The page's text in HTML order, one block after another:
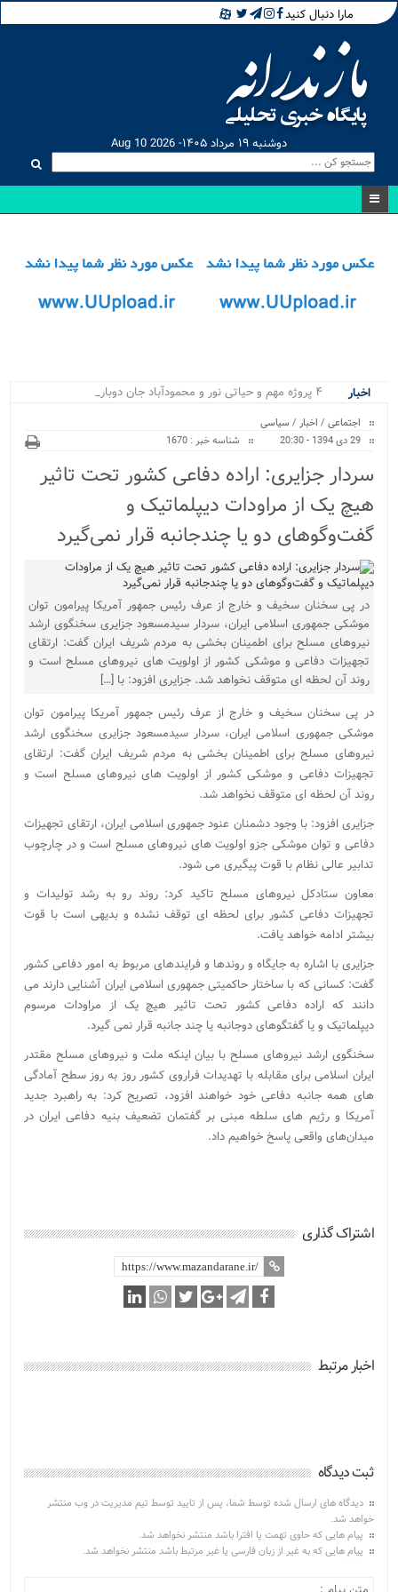
مارا دنبال کنید
دوشنبه ۱۹ مرداد ۱۴۰۵- Aug 10 2026
اخبار
۴ پروژه مهم و حیاتی نور و محمودآباد جان دوباره گرف.
اجتماعی / اخبار / سیاسی
29 دی 1394 - 20:30
شناسه خبر : 1670
سردار جزایری: اراده دفاعی کشور تحت تاثیر
هیچ‌ یک از مراودات دیپلماتیک و
گفت‌وگوهای دو یا چندجانبه قرار نمی‌گیرد
در پی سخنان سخیف و خارج از عرف رئیس جمهور آمریکا پیرامون توان
موشکی جمهوری اسلامی ایران، سردار سیدمسعود جزایری سخنگوی ارشد
نیروهای مسلح برای اطمینان بخشی به مردم شریف ایران گفت: ارتقای
تجهیزات دفاعی و موشکی کشور از اولویت های نیروهای مسلح است و
روند آن لحظه ای متوقف نخواهد شد. جزایری افزود: با […]
در پی سخنان سخیف و خارج از عرف رئیس جمهور آمریکا پیرامون توان
موشکی جمهوری اسلامی ایران، سردار سیدمسعود جزایری سخنگوی ارشد
نیروهای مسلح برای اطمینان بخشی به مردم شریف ایران گفت: ارتقای
تجهیزات دفاعی و موشکی کشور از اولویت های نیروهای مسلح است و
روند آن لحظه ای متوقف نخواهد شد.
جزایری افزود: با وجود دشمنان عنود جمهوری اسلامی ایران، ارتقای تجهیزات
دفاعی و توان موشکی جزو اولویت های نیروهای مسلح است و در چارچوب
تدابیر عالی نظام با قوت پیگیری می شود.
معاون ستادکل نیروهای مسلح تاکید کرد: روند رو به رشد تولیدات و
تجهیزات دفاعی کشور برای لحظه ای توقف نشده و بدیهی است با قوت
بیشتر ادامه خواهد یافت.
جزایری با اشاره به جایگاه و روندها و فرایندهای مربوط به امور دفاعی کشور
گفت:‌ کسانی که با ساختار حاکمیتی جمهوری اسلامی ایران آشنایی دارند می
دانند که اراده دفاعی کشور تحت تاثیر هیچ یک از مراودات مرسوم
دیپلماتیک و یا گفتگوهای دوجانبه یا چند جانبه قرار نمی گیرد.
سخنگوی ارشد نیروهای مسلح با بیان اینکه ملت و نیروهای مسلح مقتدر
ایران اسلامی برای مقابله با تهدیدات فراروی کشور روز به روز سطح آمادگی
های همه جانبه دفاعی خود خواهند افزود، تصریح کرد: به راهبرد جدید
آمریکا و رژیم های سلطه مبنی بر گفتمان تضعیف بنیه دفاعی ایران در
میدان‌های واقعی پاسخ خواهیم داد.
اشتراک گذاری
اخبار مرتبط
ثبت دیدگاه
دیدگاه های ارسال شده توسط شما، پس از تایید توسط تیم مدیریت در وب منتشر
خواهد شد.
پیام هایی که حاوی تهمت یا افترا باشد منتشر نخواهد شد.
پیام هایی که به غیر از زبان فارسی یا غیر مرتبط باشد منتشر نخواهد شد.